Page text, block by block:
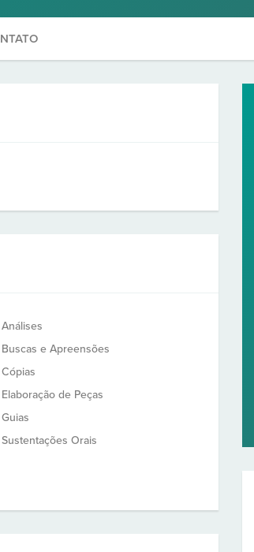
Análises
Buscas e Apreensões
Cópias
Elaboração de Peças
Guias
Sustentações Orais